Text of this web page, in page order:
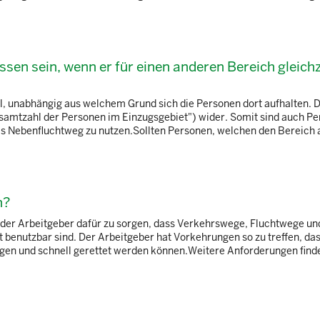
sein, wenn er für einen anderen Bereich
aus welchem Grund sich die Personen dort aufhalten.
der Personen im Einzugsgebiet") wider. Somit sind auch
zu nutzen.Sollten Personen, welchen den Bereich
Arbeitgeber dafür zu sorgen, dass Verkehrswege, Fluchtwege
sind. Der Arbeitgeber hat Vorkehrungen so zu treffen,
und schnell gerettet werden können.Weitere Anforderungen